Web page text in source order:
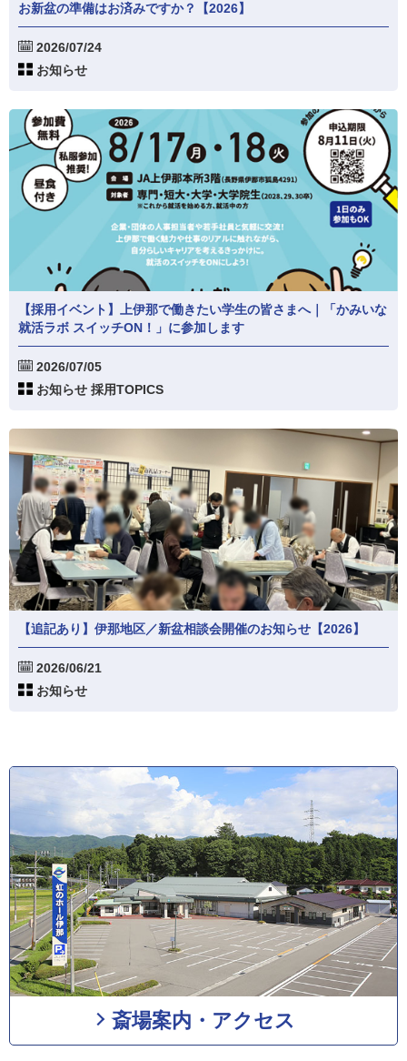
お新盆の準備はお済みですか？【2026】
2026/07/24
お知らせ
【採用イベント】上伊那で働きたい学生の皆さまへ｜「かみいな
就活ラボ スイッチON！」に参加します
2026/07/05
お知らせ 採用TOPICS
【追記あり】伊那地区／新盆相談会開催のお知らせ【2026】
2026/06/21
お知らせ
斎場案内・アクセス